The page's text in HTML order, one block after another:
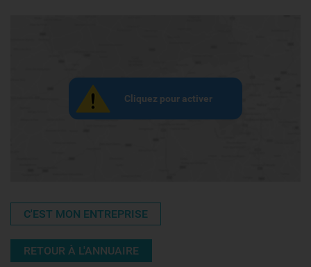
Cliquez pour activer
C'EST MON ENTREPRISE
RETOUR À L'ANNUAIRE